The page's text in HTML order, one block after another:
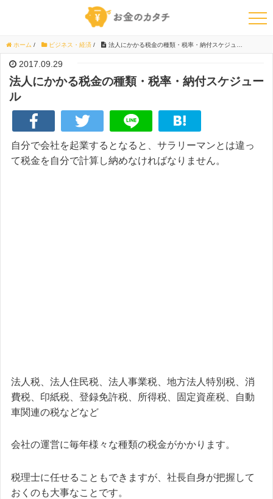
ホーム / ビジネス・経済 / 法人にかかる税金の種類・税率・納付スケジュール
2017.09.29
法人にかかる税金の種類・税率・納付スケジュー
ル
自分で会社を起業するとなると、サラリーマンとは違っ
て税金を自分で計算し納めなければなりません。
法人税、法人住民税、法人事業税、地方法人特別税、消
費税、印紙税、登録免許税、所得税、固定資産税、自動
車関連の税などなど
会社の運営に毎年様々な種類の税金がかかります。
税理士に任せることもできますが、社長自身が把握して
おくのも大事なことです。